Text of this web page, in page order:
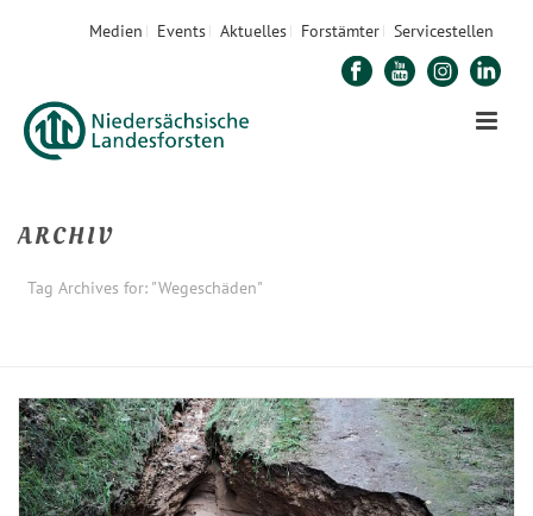
Medien Events Aktuelles Forstämter Servicestellen
ARCHIV
Tag Archives for: "Wegeschäden"